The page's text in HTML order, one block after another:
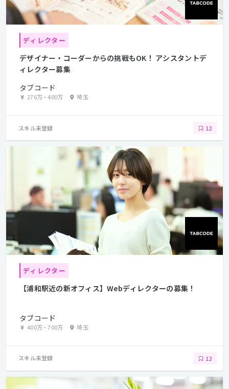
ディレクター
デザイナー・コーダーからの挑戦もOK！ アシスタントデ
ィレクター募集
タブコード
276万~400万 埼玉
スキル未登録 12
ディレクター
【浦和駅近の新オフィス】Webディレクターの募集！
タブコード
400万~700万 埼玉
スキル未登録 12